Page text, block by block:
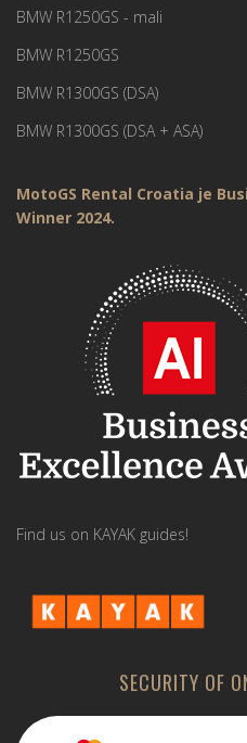
BMW R1250GS - mali
BMW R1250GS
BMW R1300GS (DSA)
BMW R1300GS (DSA + ASA)
MotoGS Rental Croatia je
Winner 2024.
Find us on KAYAK guides!
SECURITY OF